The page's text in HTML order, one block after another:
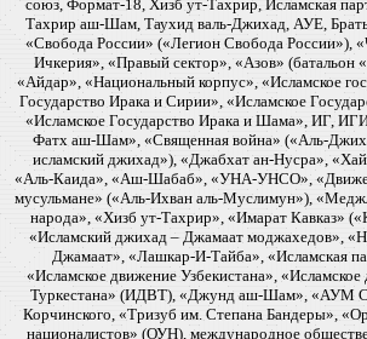
союз, Формат-18, Хизб ут-Тахрир, Исламская
Тахрир аш-Шам, Таухид валь-Джихад, АУЕ,
«Свобода России» («Легион Свобода России»),
Ичкерия», «Правый сектор», «Азов» (батальон
«Айдар», «Национальный корпус», «Исламское
Государство Ирака и Сирии», «Исламское
«Исламское Государство Ирака и Шама», ИГ,
Фатх аш-Шам», «Священная война» («Аль-
исламский джихад»), «Джабхат ан-Нусра»,
«Аль-Каида», «Аш-Шабаб», «УНА-УНСО»,
мусульмане» («Аль-Ихван аль-Муслимун»),
народа», «Хизб ут-Тахрир», «Имарат Кавказ»
«Исламский джихад – Джамаат моджахедов»,
Джамаат», «Лашкар-И-Тайба», «Исламская
«Исламское движение Узбекистана»,
Туркестана» (ИДВТ), «Джунд аш-Шам», «АУМ
Корчинского, «Тризуб им. Степана Бандеры»,
националистов» (ОУН), международное